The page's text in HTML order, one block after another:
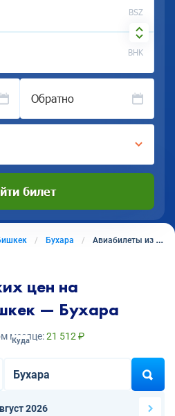
BSZ
BHK
Обратно
билет
Бухара Авиабилеты из Бишкека в Бухару
цен на
— Бухара
месяце:21 512 ₽
Куда
2026